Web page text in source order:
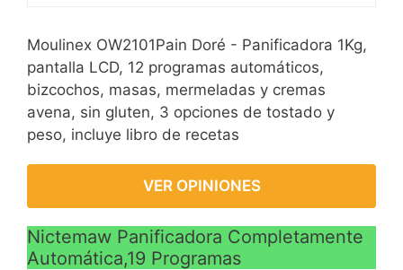
Moulinex OW2101Pain Doré - Panificadora 1Kg,
pantalla LCD, 12 programas automáticos,
bizcochos, masas, mermeladas y cremas
avena, sin gluten, 3 opciones de tostado y
peso, incluye libro de recetas
VER OPINIONES
Nictemaw Panificadora Completamente
Automática,19 Programas